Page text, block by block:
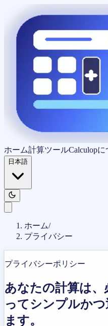
ホーム計算ツールCalculopに
日本語
ホーム/
プライバシー
プライバシーポリシー
あなたの計算は、
ってシンプルか
ます。